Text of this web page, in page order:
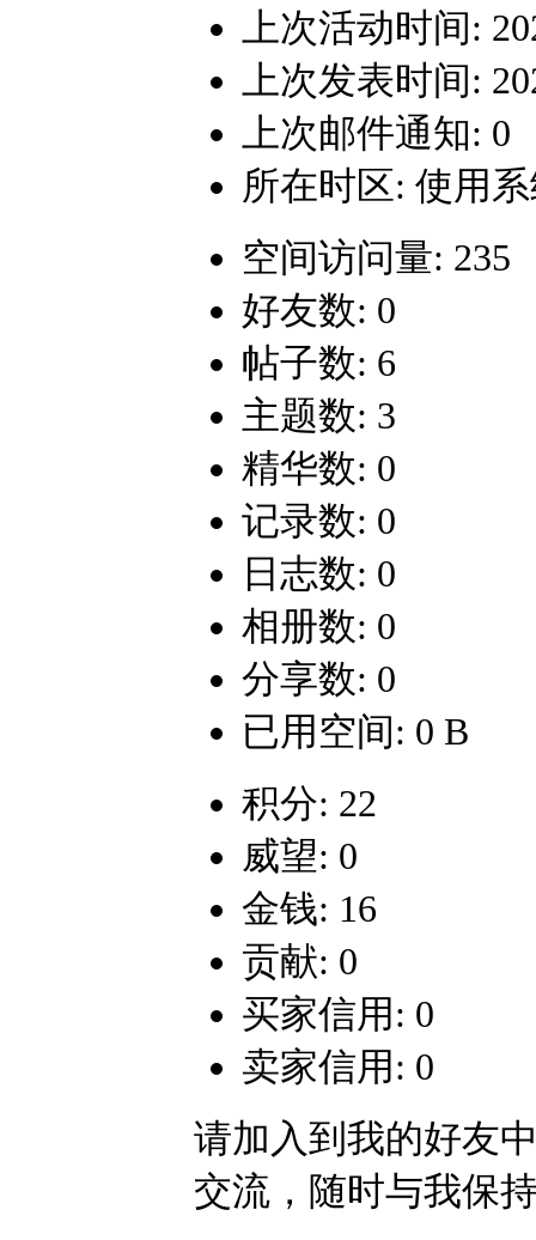
上次活动时间:
上次发表时间:
上次邮件通知: 0
所在时区: 使用
空间访问量: 235
好友数: 0
帖子数: 6
主题数: 3
精华数: 0
记录数: 0
日志数: 0
相册数: 0
分享数: 0
已用空间: 0 B
积分: 22
威望: 0
金钱: 16
贡献: 0
买家信用: 0
卖家信用: 0
请加入到我的好友
交流，随时与我保